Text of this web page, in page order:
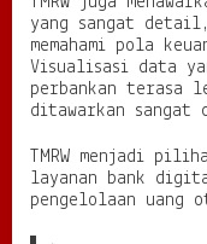
yang sangat detail,
memahami pola
Visualisasi data
perbankan terasa
ditawarkan sangat
TMRW menjadi
layanan bank
pengelolaan uang